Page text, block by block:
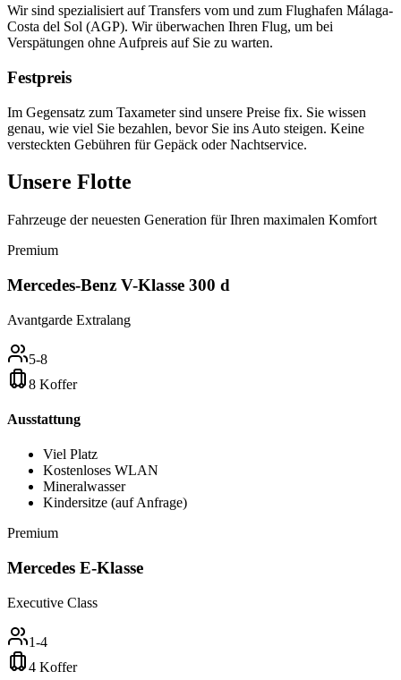
Wir sind spezialisiert auf Transfers vom und zum Flughafen Málaga-
Costa del Sol (AGP). Wir überwachen Ihren Flug, um bei
Verspätungen ohne Aufpreis auf Sie zu warten.
Festpreis
Im Gegensatz zum Taxameter sind unsere Preise fix. Sie wissen
genau, wie viel Sie bezahlen, bevor Sie ins Auto steigen. Keine
versteckten Gebühren für Gepäck oder Nachtservice.
Unsere Flotte
Fahrzeuge der neuesten Generation für Ihren maximalen Komfort
Premium
Mercedes-Benz V-Klasse 300 d
Avantgarde Extralang
5-8
8 Koffer
Ausstattung
Viel Platz
Kostenloses WLAN
Mineralwasser
Kindersitze (auf Anfrage)
Premium
Mercedes E-Klasse
Executive Class
1-4
4 Koffer